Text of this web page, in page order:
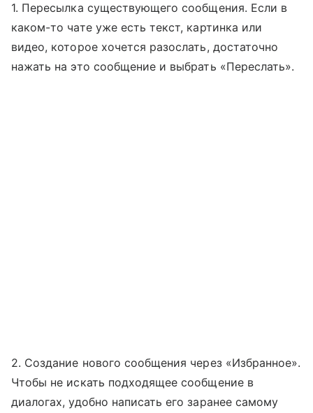
1. Пересылка существующего сообщения. Если в
каком-то чате уже есть текст, картинка или
видео, которое хочется разослать, достаточно
нажать на это сообщение и выбрать «Переслать».
2. Создание нового сообщения через «Избранное».
Чтобы не искать подходящее сообщение в
диалогах, удобно написать его заранее самому